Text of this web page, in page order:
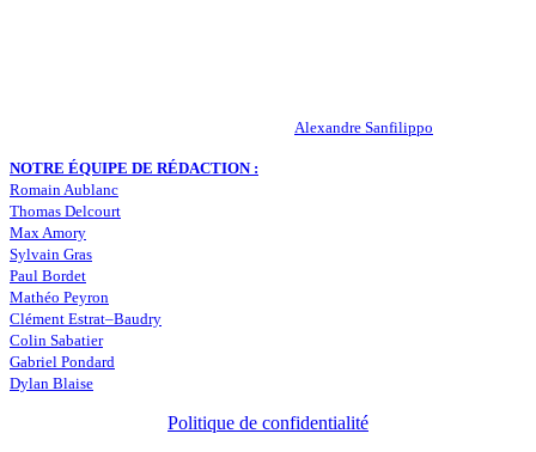
Alexandre Sanfilippo
NOTRE ÉQUIPE DE RÉDACTION :
Romain Aublanc
Thomas Delcourt
Max Amory
Sylvain Gras
Paul Bordet
Mathéo Peyron
Clément Estrat–Baudry
Colin Sabatier
Gabriel Pondard
Dylan Blaise
Politique de confidentialité